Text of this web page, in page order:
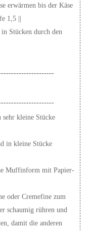
erwärmen bis der Käse
1,5 ||
Stücken durch den
kleine Stücke
in kleine Stücke
Muffinform mit Papier-
oder Cremefine zum
schaumig rühren und
damit die anderen